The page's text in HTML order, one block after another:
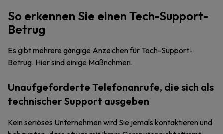
So erkennen Sie einen Tech-Support-
Betrug
Es gibt mehrere gängige Anzeichen für Tech-Support-
Betrug. Hier sind einige Maßnahmen.
Unaufgeforderte Telefonanrufe, die sich als
technischer Support ausgeben
Kein seriöses Unternehmen wird Sie jemals kontaktieren und